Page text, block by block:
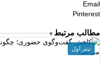
Email
Pinterest
مطالب مرتبط ▼
تیتر اول